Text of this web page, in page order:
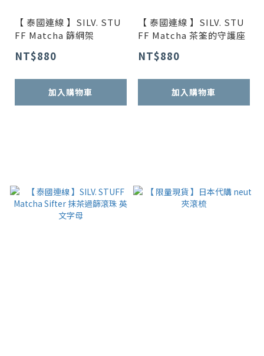
【 泰國連線 】SILV. STU
FF Matcha 篩網架
NT$880
加入購物車
【 泰國連線 】SILV. STU
FF Matcha 茶筌的守護座
NT$880
加入購物車